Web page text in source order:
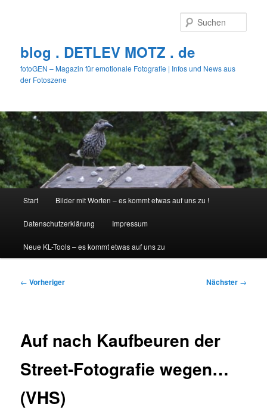
blog . DETLEV MOTZ . de
fotoGEN – Magazin für emotionale Fotografie | Infos und News aus
der Fotoszene
Start Bilder mit Worten – es kommt etwas auf uns zu !
Datenschutzerklärung Impressum
Neue KL-Tools – es kommt etwas auf uns zu
Beitragsnavigation
← Vorheriger Nächster →
Auf nach Kaufbeuren der
Street-Fotografie wegen…
(VHS)